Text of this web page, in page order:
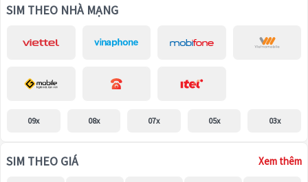
SIM THEO NHÀ MẠNG
09x 08x 07x 05x 03x
SIM THEO GIÁ Xem thêm